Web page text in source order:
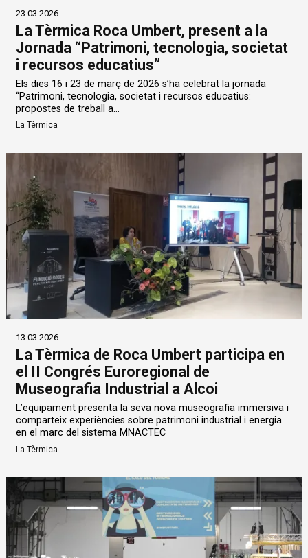
23.03.2026
La Tèrmica Roca Umbert, present a la
Jornada “Patrimoni, tecnologia, societat
i recursos educatius”
Els dies 16 i 23 de març de 2026 s’ha celebrat la jornada
“Patrimoni, tecnologia, societat i recursos educatius:
propostes de treball a...
La Tèrmica
13.03.2026
La Tèrmica de Roca Umbert participa en
el II Congrés Euroregional de
Museografia Industrial a Alcoi
L’equipament presenta la seva nova museografia immersiva i
comparteix experiències sobre patrimoni industrial i energia
en el marc del sistema MNACTEC
La Tèrmica